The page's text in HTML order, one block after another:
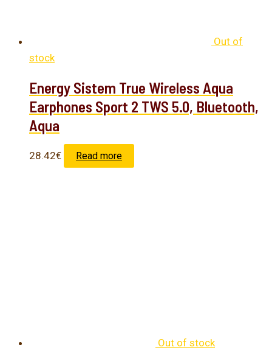
Out of
stock
Energy Sistem True Wireless Aqua
Earphones Sport 2 TWS 5.0, Bluetooth,
Aqua
28.42€ Read more
Out of stock